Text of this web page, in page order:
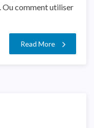
Ou comment utiliser
Read More